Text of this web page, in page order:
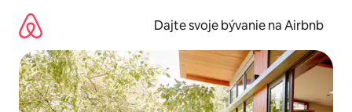
obsah.
Dajte svoje bývanie na Airbnb